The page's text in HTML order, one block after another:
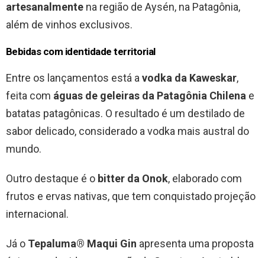
artesanalmente na região de Aysén, na Patagônia,
além de vinhos exclusivos.
Bebidas com identidade territorial
Entre os lançamentos está avodka da Kaweskar,
feita com águas de geleiras da Patagônia Chilena e
batatas patagônicas. O resultado é um destilado de
sabor delicado, considerado a vodka mais austral do
mundo.
Outro destaque é o bitter da Onok, elaborado com
frutos e ervas nativas, que tem conquistado projeção
internacional.
Já o Tepaluma® Maqui Gin apresenta uma proposta